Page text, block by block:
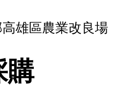
雄區農業改良場
購